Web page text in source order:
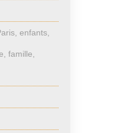
enfants,
famille,